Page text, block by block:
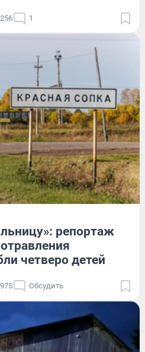
1
репортаж
четверо детей
Обсудить